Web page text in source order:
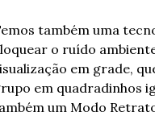
também uma
o ruído
em grade,
em quadradinhos
um Modo